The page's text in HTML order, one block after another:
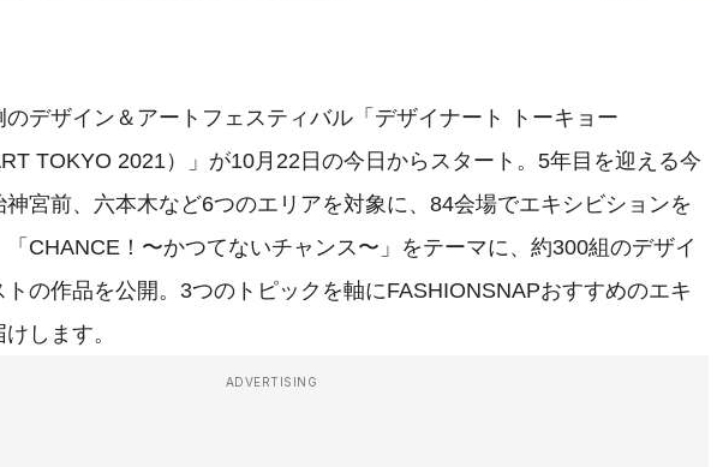
デザイン＆アートフェスティバル「デザイナート トーキョー
TOKYO 2021）」が10月22日の今日からスタート。5年目を迎える今
宮前、六本木など6つのエリアを対象に、84会場でエキシビションを
「CHANCE！〜かつてないチャンス〜」をテーマに、約300組のデザイ
の作品を公開。3つのトピックを軸にFASHIONSNAPおすすめのエキ
します。
ADVERTISING